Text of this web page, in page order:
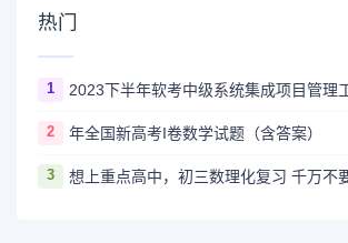
热门
1
2 年全国新高考I卷数学试题（含答案）
3